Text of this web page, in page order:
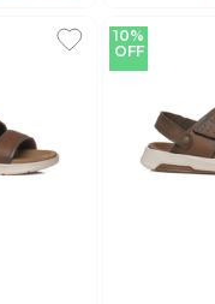
10%
OFF